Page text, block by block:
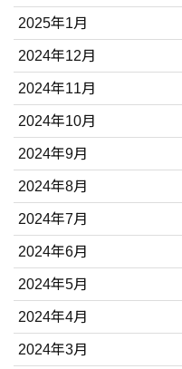
2025年1月
2024年12月
2024年11月
2024年10月
2024年9月
2024年8月
2024年7月
2024年6月
2024年5月
2024年4月
2024年3月